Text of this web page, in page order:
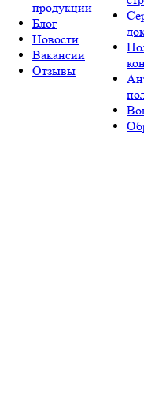
продукции
Блог
Новости
Вакансии
Отзывы